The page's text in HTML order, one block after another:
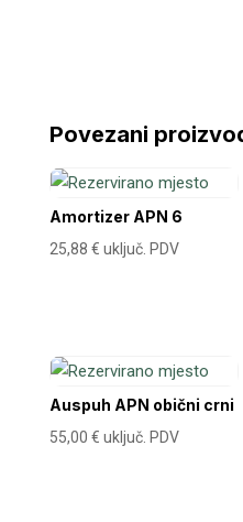
Povezani
Amortizer APN 6
25,88 € uključ. PDV
Auspuh APN obični crni
55,00 € uključ. PDV